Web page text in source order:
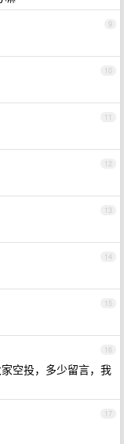
9
10
11
12
13
14
15
16
空投，多少留言，我
17